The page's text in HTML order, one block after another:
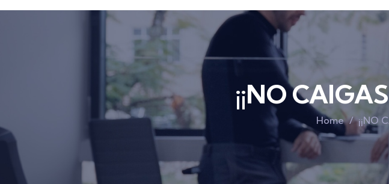
¡¡NO
Home ¡¡NO